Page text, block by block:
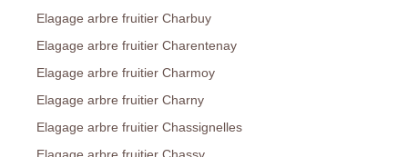
Elagage arbre fruitier Charbuy
Elagage arbre fruitier Charentenay
Elagage arbre fruitier Charmoy
Elagage arbre fruitier Charny
Elagage arbre fruitier Chassignelles